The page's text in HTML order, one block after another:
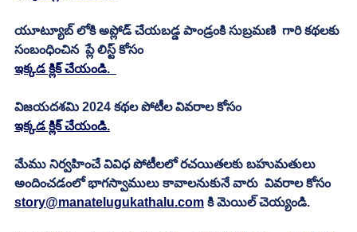
యూట్యూబ్ లోకి అప్లోడ్ చేయబడ్డ పాండ్రంకి సుబ్రమణి  గారి కథలకు
సంబంధించిన  ప్లే లిస్ట్ కోసం
ఇక్కడ క్లిక్ చేయండి.
విజయదశమి 2024 కథల పోటీల వివరాల కోసం
ఇక్కడ క్లిక్ చేయండి.
మేము నిర్వహించే వివిధ పోటీలలో రచయితలకు బహుమతులు
అందించడంలో భాగస్వాములు కావాలనుకునే వారు  వివరాల కోసం
story@manatelugukathalu.com కి మెయిల్ చెయ్యండి.